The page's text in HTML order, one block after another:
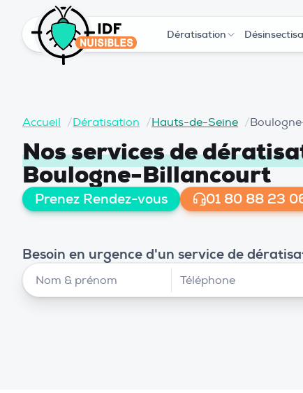
Dératisation
Accueil /Dératisation /Hauts-de-Seine /
Nos services de
Boulogne-Billancourt
Prenez Rendez-vous 01 80 88 23
Besoin en urgence d'un service de